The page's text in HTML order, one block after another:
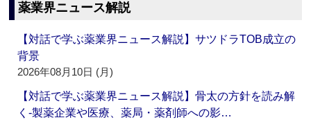
薬業界ニュース解説
【対話で学ぶ薬業界ニュース解説】サツドラTOB成立の
背景
2026年08月10日 (月)
【対話で学ぶ薬業界ニュース解説】骨太の方針を読み解
く‐製薬企業や医療、薬局・薬剤師への影…